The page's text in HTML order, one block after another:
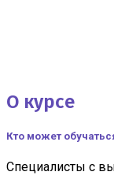
Менеджмент в
10 200 ₽
Записаться на
О курсе
Кто может
Специалисты с